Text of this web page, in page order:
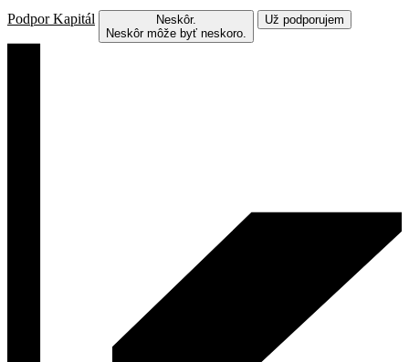
Podpor Kapitál
Neskôr.
Neskôr môže byť neskoro.
Už podporujem